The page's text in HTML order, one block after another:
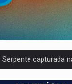
Cientistas cassados
Líder religioso é preso por